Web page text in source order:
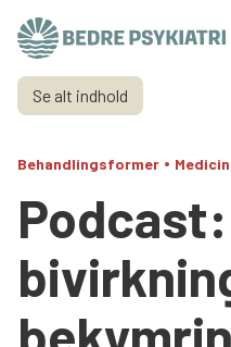
Skip to content
Få hjælp
Tal og fakta
Om os
Vær med
Se alt indhold
Behandlingsformer • Medicin